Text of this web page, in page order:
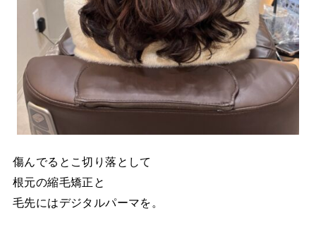
傷んでるとこ切り落として
根元の縮毛矯正と
毛先にはデジタルパーマを。